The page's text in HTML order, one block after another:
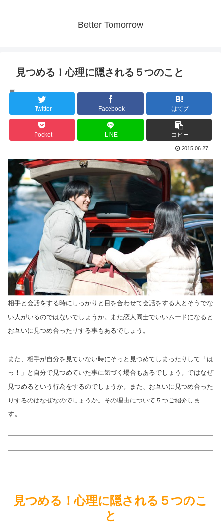
Better Tomorrow
見つめる！心理に隠される５つのこと
Twitter Facebook はてブ
Pocket LINE コピー
2015.06.27
相手と会話をする時にしっかりと目を合わせて会話をする人とそうでな
い人がいるのではないでしょうか。また恋人同士でいいムードになると
お互いに見つめ合ったりする事もあるでしょう。
また、相手が自分を見ていない時にそっと見つめてしまったりして「は
っ！」と自分で見つめていた事に気づく場合もあるでしょう。ではなぜ
見つめるという行為をするのでしょうか。また、お互いに見つめ合った
りするのはなぜなのでしょうか。その理由について５つご紹介しま
す 。
見つめる！心理に隠される５つのこ
と